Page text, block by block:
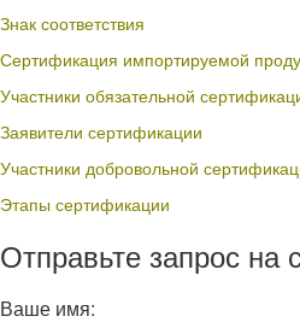
Знак соответствия
Сертификация импортируемой
Участники обязательной
Заявители сертификации
Участники добровольной
Этапы сертификации
Отправьте запрос
Ваше имя: